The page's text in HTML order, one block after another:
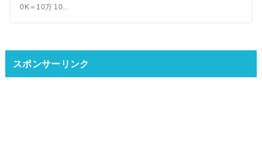
0K＝10万 10...
スポンサーリンク